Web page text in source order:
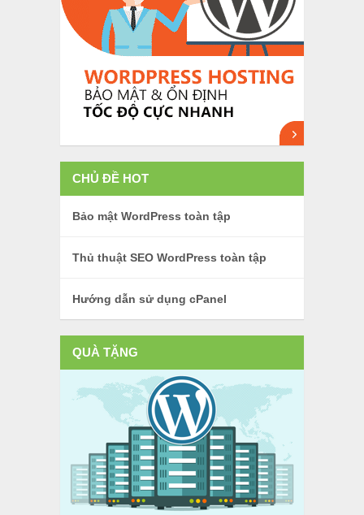
CHỦ ĐỀ HOT
Bảo mật WordPress toàn tập
Thủ thuật SEO WordPress toàn tập
Hướng dẫn sử dụng cPanel
QUÀ TẶNG